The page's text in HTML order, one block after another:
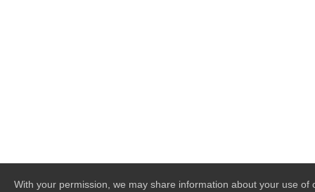
With your permission, we may share information about your use of